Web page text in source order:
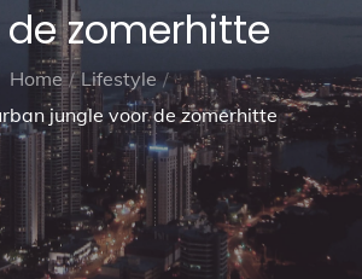
zomerhitte
Home
Lifestyle
jungle voor de zomerhitte